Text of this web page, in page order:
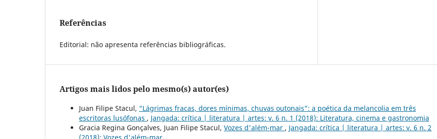
Referências
Editorial: não apresenta referências bibliográficas.
Artigos mais lidos pelo mesmo(s) autor(es)
Juan Filipe Stacul, “Lágrimas fracas, dores mínimas, chuvas outonais”: a poética da melancolia em três
escritoras lusófonas , Jangada: crítica | literatura | artes: v. 6 n. 1 (2018): Literatura, cinema e gastronomia
Gracia Regina Gonçalves, Juan Filipe Stacul, Vozes d'além-mar , Jangada: crítica | literatura | artes: v. 6 n. 2